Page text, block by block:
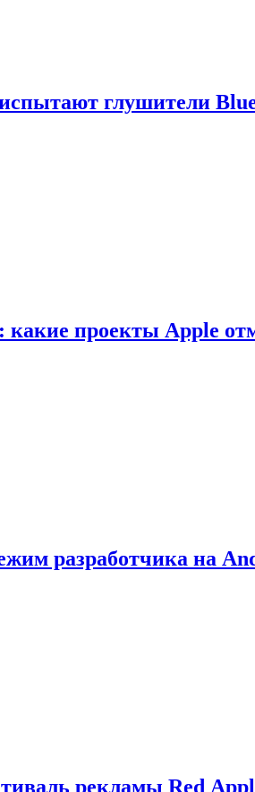
глушители
какие проекты Apple
разработчика на
рекламы Red